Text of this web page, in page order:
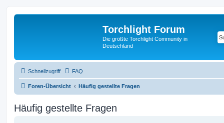
Torchlight Forum
Die größte Torchlight Community in
Deutschland
Schnellzugriff FAQ
Foren-Übersicht Häufig gestellte Fragen
Häufig gestellte Fragen